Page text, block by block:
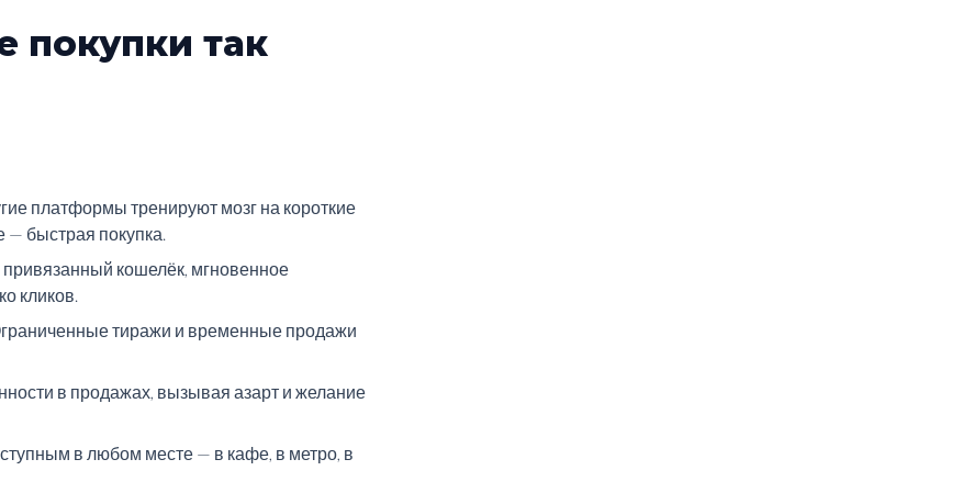
покупки так
платформы тренируют мозг на короткие
— быстрая покупка.
кошелёк, мгновенное
кликов.
тиражи и временные продажи
в продажах, вызывая азарт и желание
в любом месте — в кафе, в метро, в